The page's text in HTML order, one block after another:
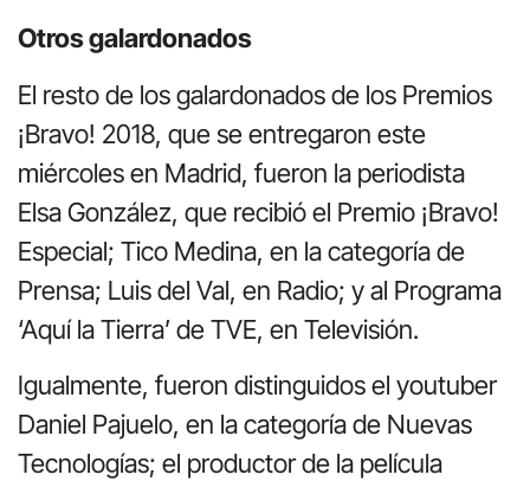
Otros galardonados
El resto de los galardonados de los Premios
¡Bravo! 2018, que se entregaron este
miércoles en Madrid, fueron la periodista
Elsa González, que recibió el Premio ¡Bravo!
Especial; Tico Medina, en la categoría de
Prensa; Luis del Val, en Radio; y al Programa
‘Aquí la Tierra’ de TVE, en Televisión.
Igualmente, fueron distinguidos el youtuber
Daniel Pajuelo, en la categoría de Nuevas
Tecnologías; el productor de la película